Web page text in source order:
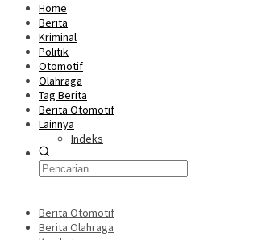
Home
Berita
Kriminal
Politik
Otomotif
Olahraga
Tag Berita
Berita Otomotif
Lainnya
Indeks
Berita Otomotif
Berita Olahraga